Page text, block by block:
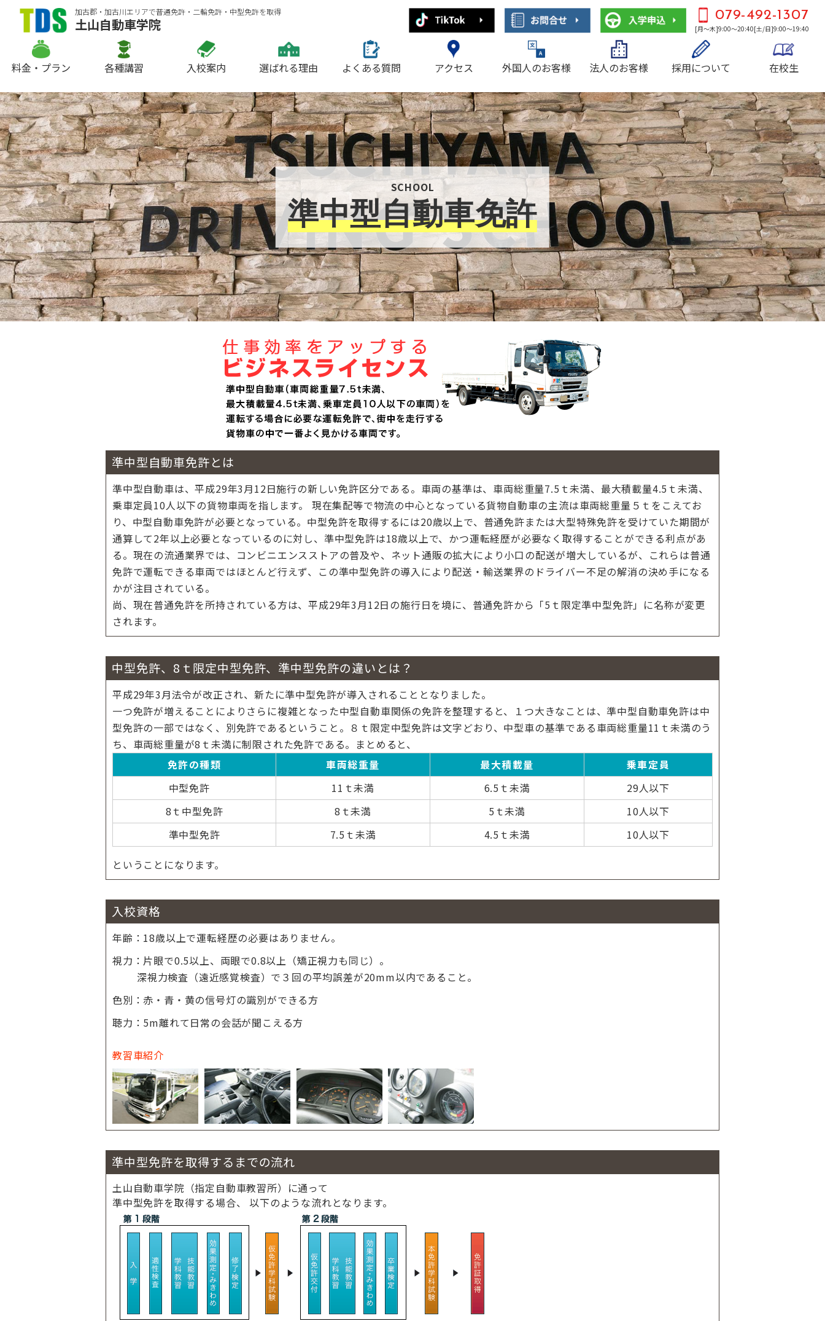
加古郡・加古川エリアで普通免許・二輪免許・中型免許を取得
土山自動車学院 079-492-1307
[月～木]9:00～20:40[土/日]9:00～19:40
料金・プラン 各種講習 入校案内 選ばれる理由 よくある質問 アクセス 外国人のお客様 法人のお客様 採用について 在校生
SCHOOL
準中型自動車免許
準中型自動車免許とは
準中型自動車は、平成29年3月12日施行の新しい免許区分である。車両の基準は、車両総重量7.5ｔ未満、最大積載量4.5ｔ未満、
乗車定員10人以下の貨物車両を指します。 現在集配等で物流の中心となっている貨物自動車の主流は車両総重量５ｔをこえてお
り、中型自動車免許が必要となっている。中型免許を取得するには20歳以上で、普通免許または大型特殊免許を受けていた期間が
通算して2年以上必要となっているのに対し、準中型免許は18歳以上で、かつ運転経歴が必要なく取得することができる利点があ
る。現在の流通業界では、コンビニエンスストアの普及や、ネット通販の拡大により小口の配送が増大しているが、これらは普通
免許で運転できる車両ではほとんど行えず、この準中型免許の導入により配送・輸送業界のドライバー不足の解消の決め手になる
かが注目されている。
尚、現在普通免許を所持されている方は、平成29年3月12日の施行日を境に、普通免許から「5ｔ限定準中型免許」に名称が変更
されます。
中型免許、8ｔ限定中型免許、準中型免許の違いとは？
平成29年3月法令が改正され、新たに準中型免許が導入されることとなりました。
一つ免許が増えることによりさらに複雑となった中型自動車関係の免許を整理すると、１つ大きなことは、準中型自動車免許は中
型免許の一部ではなく、別免許であるということ。８ｔ限定中型免許は文字どおり、中型車の基準である車両総重量11ｔ未満のう
ち、車両総重量が8ｔ未満に制限された免許である。まとめると、
免許の種類
車両総重量 最大積載量
乗車定員
中型免許
11ｔ未満 6.5ｔ未満
29人以下
8ｔ中型免許
8ｔ未満 5ｔ未満
10人以下
準中型免許
7.5ｔ未満 4.5ｔ未満 10人以下
ということになります。
入校資格
年齢： 18歳以上で運転経歴の必要はありません。
視力： 片眼で0.5以上、両眼で0.8以上（矯正視力も同じ）。
深視力検査（遠近感覚検査）で３回の平均誤差が20mm以内であること。
色別： 赤・青・黄の信号灯の識別ができる方
聴力： 5m離れて日常の会話が聞こえる方
教習車紹介
準中型免許を取得するまでの流れ
土山自動車学院（指定自動車教習所）に通って
準中型免許を取得する場合、 以下のような流れとなります。